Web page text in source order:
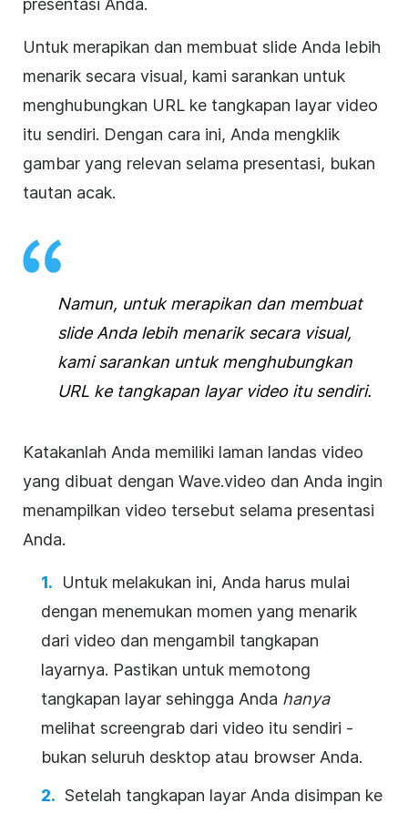
Untuk merapikan dan membuat slide Anda lebih
menarik secara visual, kami sarankan untuk
menghubungkan URL ke tangkapan layar video
itu sendiri. Dengan cara ini, Anda mengklik
gambar yang relevan selama presentasi, bukan
tautan acak.
Namun, untuk merapikan dan membuat
slide Anda lebih menarik secara visual,
kami sarankan untuk menghubungkan
URL ke tangkapan layar videoitu sendiri.
Katakanlah Anda memiliki laman landas video
yang dibuat dengan Wave.video dan Anda ingin
menampilkan video tersebut selama presentasi
Anda.
Untuk melakukan ini, Anda harus mulai
dengan menemukan momen yang menarik
dari video dan mengambil tangkapan
layarnya. Pastikan untuk memotong
tangkapan layar sehingga Anda hanya
melihat screengrab dari video itu sendiri -
bukan seluruh desktop atau browser Anda.
Setelah tangkapan layar Anda disimpan ke